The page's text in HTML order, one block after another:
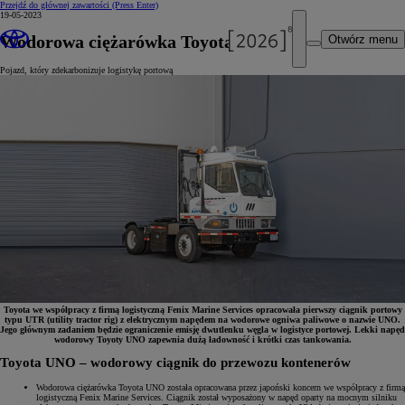
Przejdź do głównej zawartości (Press Enter)
Otwórz menu
19-05-2023
Wodorowa ciężarówka Toyota UNO
Pojazd, który zdekarbonizuje logistykę portową
Toyota we współpracy z firmą logistyczną Fenix Marine Services opracowała pierwszy ciągnik portowy
typu UTR (utility tractor rig) z elektrycznym napędem na wodorowe ogniwa paliwowe o nazwie UNO.
Jego głównym zadaniem będzie ograniczenie emisję dwutlenku węgla w logistyce portowej. Lekki napęd
wodorowy Toyoty UNO zapewnia dużą ładowność i krótki czas tankowania.
Toyota UNO – wodorowy ciągnik do przewozu kontenerów
Wodorowa ciężarówka Toyota UNO została opracowana przez japoński koncern we współpracy z firmą
logistyczną Fenix Marine Services. Ciągnik został wyposażony w napęd oparty na mocnym silniku